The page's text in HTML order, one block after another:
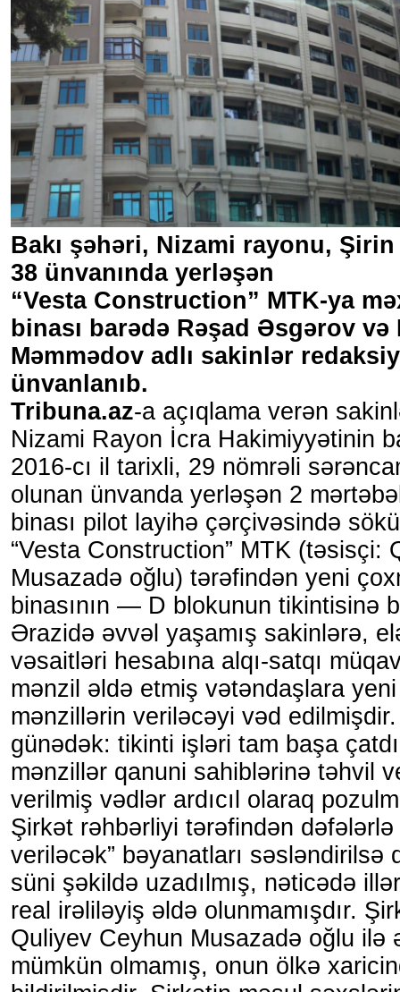
Bakı şəhəri, Nizami rayonu,
38 ünvanında yerləşən
“Vesta Construction” MTK-ya
binası barədə Rəşad Əsgərov və
Məmmədov adlı sakinlər
ünvanlanıb.
Tribuna.az-a açıqlama verən
Nizami Rayon İcra Hakimiyyətinin
2016-cı il tarixli, 29 nömrəli
olunan ünvanda yerləşən 2
binası pilot layihə çərçivəsində
“Vesta Construction” MTK (təsisçi:
Musazadə oğlu) tərəfindən yeni
binasının — D blokunun tikintisinə
Ərazidə əvvəl yaşamış sakinlərə,
vəsaitləri hesabına alqı-satqı
mənzil əldə etmiş vətəndaşlara
mənzillərin veriləcəyi vəd
günədək: tikinti işləri tam başa
mənzillər qanuni sahiblərinə təhvil
verilmiş vədlər ardıcıl olaraq
Şirkət rəhbərliyi tərəfindən
veriləcək” bəyanatları səsləndirilsə
süni şəkildə uzadılmış, nəticədə
real irəliləyiş əldə olunmamışdır.
Quliyev Ceyhun Musazadə oğlu ilə
mümkün olmamış, onun ölkə